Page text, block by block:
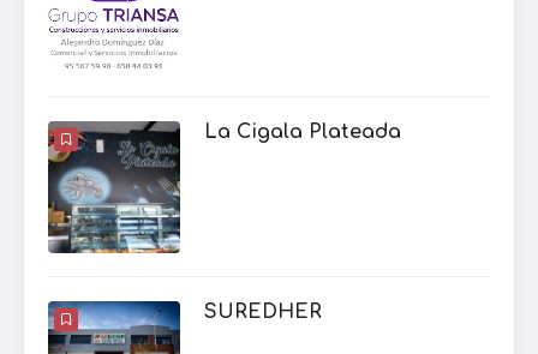
La Cigala Plateada
SUREDHER